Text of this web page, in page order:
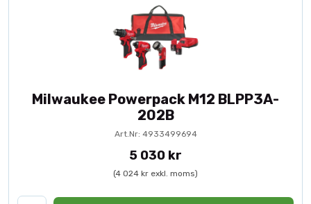
Milwaukee Powerpack M12 BLPP3A-
202B
Art.Nr: 4933499694
5 030 kr
(4 024 kr exkl. moms)